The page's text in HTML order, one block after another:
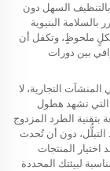
السهل دون
البنيوية
ملحوظٍ، وتكفل أن
بين دورات
التجارية، لا
التي تشهد هطول
بتقنية الطرد المزدوج
دون أن تُحدث
المنتجات
لبيئتك المحددة